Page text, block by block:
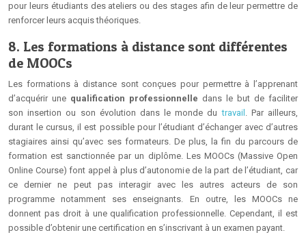
pour leurs étudiants des ateliers ou des stages afin de leur permettre de
renforcer leurs acquis théoriques.
8. Les formations à distance sont différentes
de MOOCs
Les formations à distance sont conçues pour permettre à l’apprenant
d’acquérir une qualification professionnelle dans le but de faciliter
son insertion ou son évolution dans le monde dutravail . Par ailleurs,
durant le cursus, il est possible pour l’étudiant d’échanger avec d’autres
stagiaires ainsi qu’avec ses formateurs. De plus, la fin du parcours de
formation est sanctionnée par un diplôme. Les MOOCs (Massive Open
Online Course) font appel à plus d’autonomie de la part de l’étudiant, car
ce dernier ne peut pas interagir avec les autres acteurs de son
programme notamment ses enseignants. En outre, les MOOCs ne
donnent pas droit à une qualification professionnelle. Cependant, il est
possible d’obtenir une certification en s’inscrivant à un examen payant.